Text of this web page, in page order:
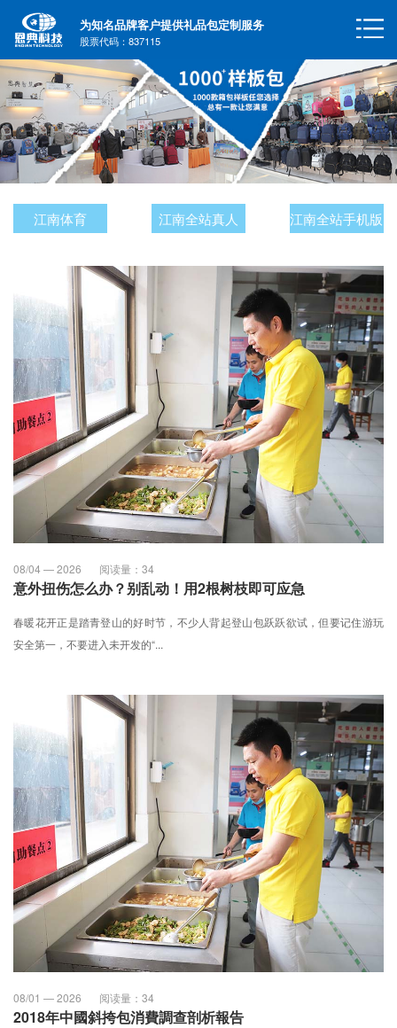
为知名品牌客户提供礼品包定制服务
股票代码：837115
江南体育 江南全站真人 江南全站手机版
08/04 — 2026 阅读量： 34
意外扭伤怎么办？别乱动！用2根树枝即可应急
春暖花开正是踏青登山的好时节，不少人背起登山包跃跃欲试，但要记住游玩
安全第一，不要进入未开发的“...
08/01 — 2026 阅读量： 34
2018年中國斜挎包消費調查剖析報告